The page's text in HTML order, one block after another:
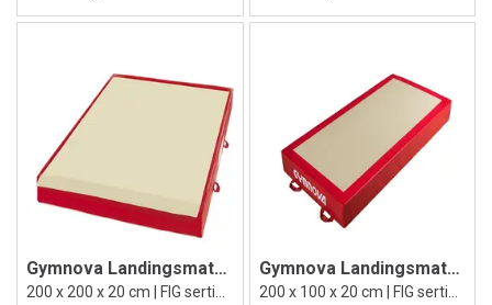
Gymnova Landingsmatte 2x2 med borrelås Gymnova Landingsmatte 2x1 med borrelås